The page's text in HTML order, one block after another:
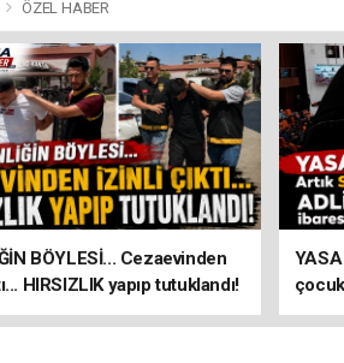
ÖZEL HABER
BÖYLESİ... Cezaevinden
HIRSIZLIK yapıp tutuklandı!